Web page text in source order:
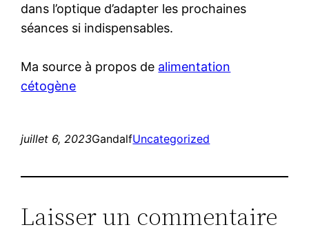
dans l’optique d’adapter les prochaines
séances si indispensables.
Ma source à propos de alimentation
cétogène
juillet 6, 2023GandalfUncategorized
Laisser un commentaire